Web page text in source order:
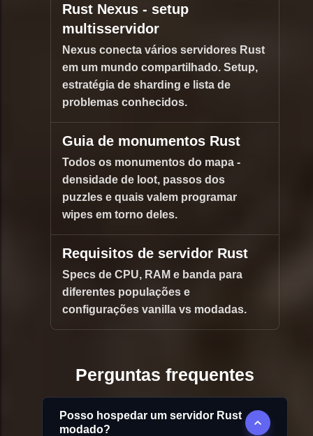
Rust Nexus - setup
multisservidor
Nexus conecta vários servidores Rust
em um mundo compartilhado. Setup,
estratégia de sharding e lista de
problemas conhecidos.
Guia de monumentos Rust
Todos os monumentos do mapa -
densidade de loot, passos dos
puzzles e quais valem programar
wipes em torno deles.
Requisitos de servidor Rust
Specs de CPU, RAM e banda para
diferentes populações e
configurações vanilla vs modadas.
Perguntas frequentes
Posso hospedar um servidor Rust
modado?